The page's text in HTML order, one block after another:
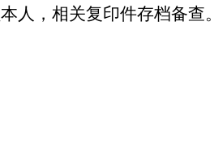
人，相关复印件存档备查。